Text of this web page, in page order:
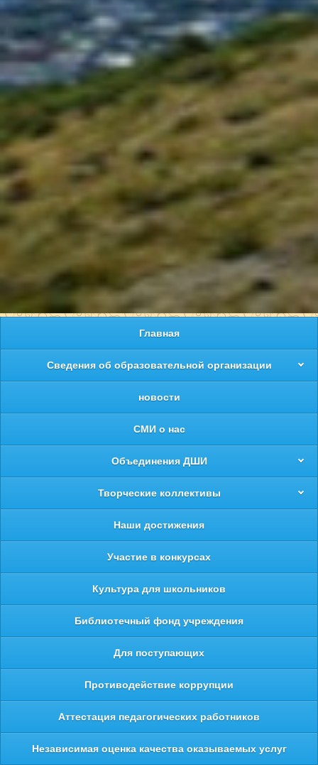
Главная
Сведения об образовательной организации
новости
СМИ о нас
Объединения ДШИ
Творческие коллективы
Наши достижения
Участие в конкурсах
Культура для школьников
Библиотечный фонд учреждения
Для поступающих
Противодействие коррупции
Аттестация педагогических работников
Независимая оценка качества оказываемых услуг